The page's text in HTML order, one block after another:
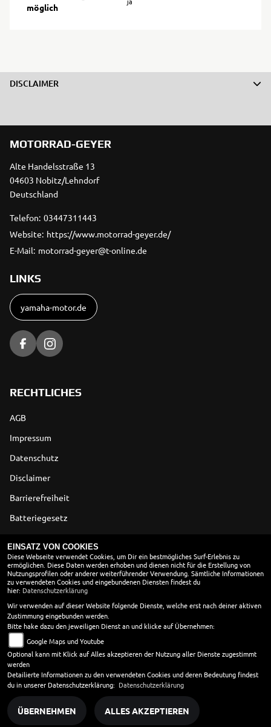
möglich
DISCLAIMER
MOTORRAD-GEYER
Alte Handelsstraße 13
04603 Nobitz/Lehndorf
Deutschland
Telefon: 03447311443
Website: https://www.motorrad-geyer.de/
E-Mail: motorrad-geyer@t-online.de
LINKS
yamaha-motor.de
RECHTLICHES
AGB
Impressum
Datenschutz
Disclaimer
Barrierefreiheit
Batteriegesetz
ÖFFNUNGSZEITEN
Montag:
09:00 - 12:00 und 13:00 - 18:00
Dienstag:
09:00 - 12:00 und 13:00 - 18:00
Mittwoch:
09:00 - 12:00 und 13:00 - 18:00
Donnerstag:
09:00 - 12:00 und 13:00 - 18:00
Freitag:
09:00 - 12:00 und 13:00 - 18:00
Samstag:
09:00 - 12:00
Sonntag:
geschlossen
EINSATZ VON COOKIES
Diese Webseite verwendet Cookies, um Dir ein bestmögliches Surf-Erlebnis zu
ermöglichen. Diese Daten werden erhoben und dienen nicht für die Erstellung von
Nutzungsprofilen oder anderer weiterführender Verwendung. Sämtliche Informationen
zu verwendeten Cookies und eingebundenen Diensten findest du
hier: Datenschutzerklärung
Wir verwenden auf dieser Website folgende Dienste, welche erst nach deiner aktiven
Zustimmung eingebunden werden.
Bitte hake dazu den jeweiligen Dienst an und klicke auf Übernehmen:
Google Maps und Youtube
Optional kann mit Klick auf Alles akzeptieren der Nutzung aller Dienste zugestimmt
werden
Detailierte Informationen zu den verwendeten Cookies und deren Bedeutung findest
du in unserer Datenschutzerklärung: Datenschutzerklärung
ÜBERNEHMEN ALLES AKZEPTIEREN